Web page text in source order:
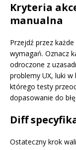
Kryteria
manualna
Przejdź przez
wymagań. Oznacz
odroczone z
problemy UX, luki w
którego testy
dopasowanie do
Diff
Ostateczny krok